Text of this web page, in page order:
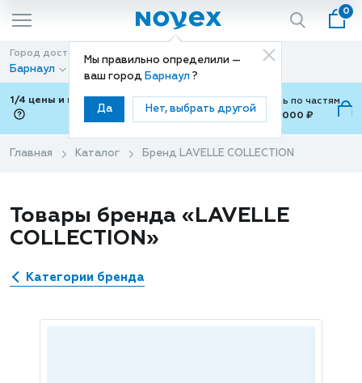
Мы правильно определили —
ваш город Барнаул ?
Да Нет, выбрать другой
0
Город доставки
Барнаул
Способ доставки
Доставка
1/4 цены и покупки ваши с Подели
Можно оплатить по частям
от 700 ₽ до 15,000 ₽
Главная Каталог Бренд LAVELLE COLLECTION
Товары бренда «LAVELLE
COLLECTION»
Категории бренда